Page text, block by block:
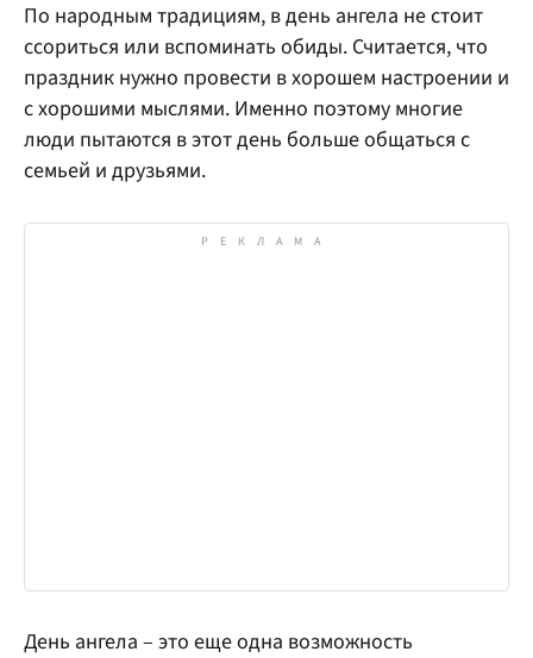
По народным традициям, в день ангела не стоит
ссориться или вспоминать обиды. Считается, что
праздник нужно провести в хорошем настроении и
с хорошими мыслями. Именно поэтому многие
люди пытаются в этот день больше общаться с
семьей и друзьями.
День ангела – это еще одна возможность